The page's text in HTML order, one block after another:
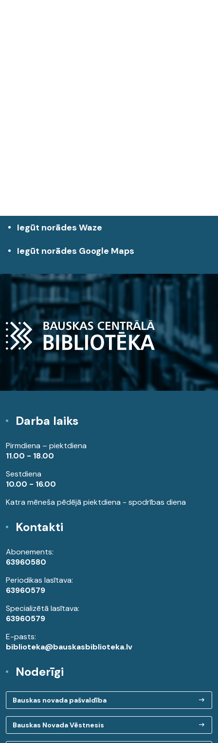
Iegūt norādes Waze
Iegūt norādes Google Maps
Darba laiks
Pirmdiena – piektdiena
11.00 - 18.00
Sestdiena
10.00 - 16.00
Katra mēneša pēdējā piektdiena - spodrības diena
Kontakti
Abonements:
63960580
Periodikas lasītava:
63960579
Specializētā lasītava:
63960579
E-pasts:
biblioteka@bauskasbiblioteka.lv
Noderīgi
Bauskas novada pašvaldība
Bauskas Novada Vēstnesis